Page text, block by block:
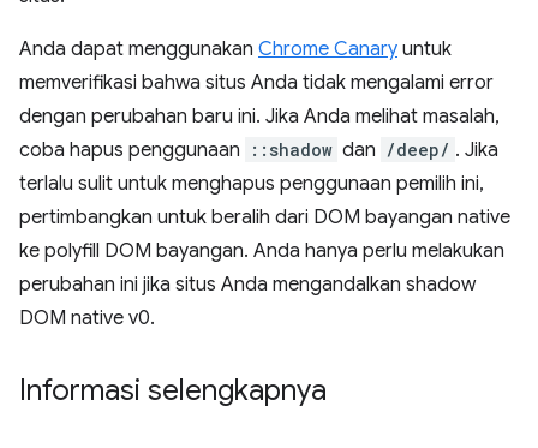
Anda dapat menggunakan Chrome Canary untuk
memverifikasi bahwa situs Anda tidak mengalami error
dengan perubahan baru ini. Jika Anda melihat masalah,
coba hapus penggunaan
::shadow dan /deep/ . Jika
terlalu sulit untuk menghapus penggunaan pemilih ini,
pertimbangkan untuk beralih dari DOM bayangan native
ke polyfill DOM bayangan. Anda hanya perlu melakukan
perubahan ini jika situs Anda mengandalkan shadow
DOM native v0.
Informasi selengkapnya